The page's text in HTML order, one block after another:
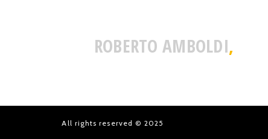
ROBERTO AMBOLDI,
All rights reserved © 2025